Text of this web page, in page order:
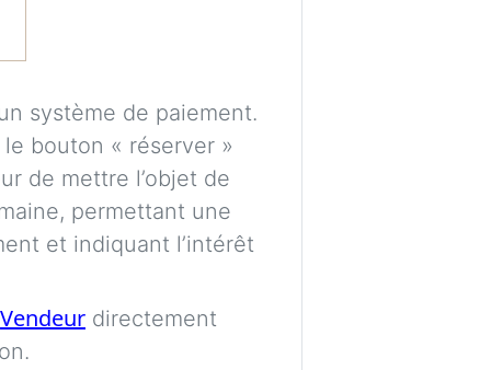
système de paiement.
bouton « réserver »
de mettre l’objet de
permettant une
et indiquant l’intérêt
Vendeur directement